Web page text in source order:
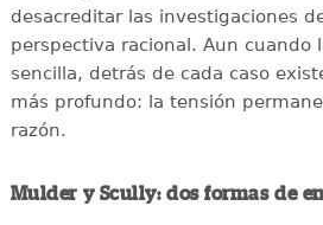
desacreditar las investigaciones
perspectiva racional. Aun cuando
sencilla, detrás de cada caso
más profundo: la tensión
razón.
Mulder y Scully: dos formas de